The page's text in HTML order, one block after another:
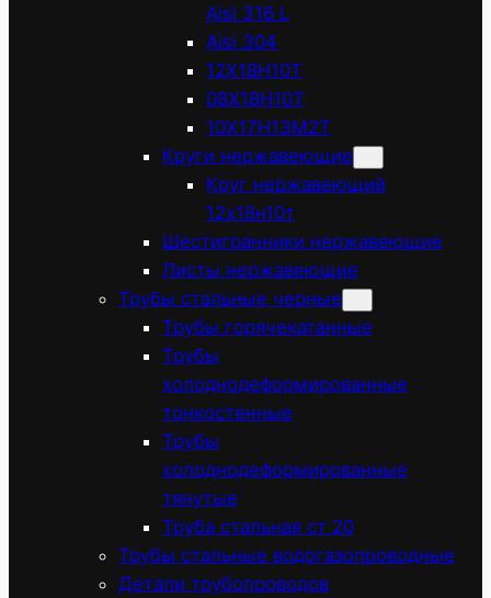
Aisi 316 L
Aisi 304
12Х18Н10Т
08Х18Н10Т
10Х17Н13М2Т
Круги нержавеющие
Круг нержавеющий
12х18н10т
Шестигранники нержавеющие
Листы нержавеющие
Трубы стальные черные
Трубы горячекатанные
Трубы
холоднодеформированные
тонкостенные
Трубы
холоднодеформированные
тянутые
Труба стальная ст 20
Трубы стальные водогазопроводные
Детали трубопроводов